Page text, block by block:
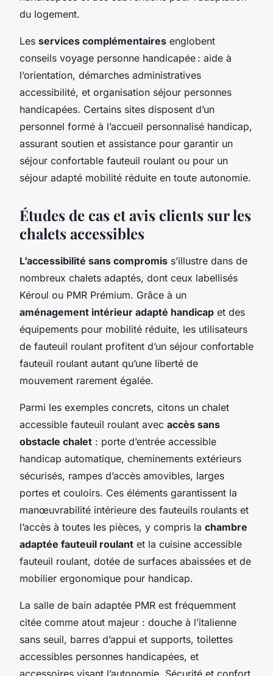
du logement.
Les services complémentaires englobent
conseils voyage personne handicapée : aide à
l’orientation, démarches administratives
accessibilité, et organisation séjour personnes
handicapées. Certains sites disposent d’un
personnel formé à l’accueil personnalisé handicap,
assurant soutien et assistance pour garantir un
séjour confortable fauteuil roulant ou pour un
séjour adapté mobilité réduite en toute autonomie.
Études de cas et avis clients sur les
chalets accessibles
L’accessibilité sans compromis s’illustre dans de
nombreux chalets adaptés, dont ceux labellisés
Kéroul ou PMR Prémium. Grâce à un
aménagement intérieur adapté handicap et des
équipements pour mobilité réduite, les utilisateurs
de fauteuil roulant profitent d’un séjour confortable
fauteuil roulant autant qu’une liberté de
mouvement rarement égalée.
Parmi les exemples concrets, citons un chalet
accessible fauteuil roulant avec accès sans
obstacle chalet : porte d’entrée accessible
handicap automatique, cheminements extérieurs
sécurisés, rampes d’accès amovibles, larges
portes et couloirs. Ces éléments garantissent la
manœuvrabilité intérieure des fauteuils roulants et
l’accès à toutes les pièces, y compris la chambre
adaptée fauteuil roulant et la cuisine accessible
fauteuil roulant, dotée de surfaces abaissées et de
mobilier ergonomique pour handicap.
La salle de bain adaptée PMR est fréquemment
citée comme atout majeur : douche à l’italienne
sans seuil, barres d’appui et supports, toilettes
accessibles personnes handicapées, et
accessoires visant l’autonomie. Sécurité et confort